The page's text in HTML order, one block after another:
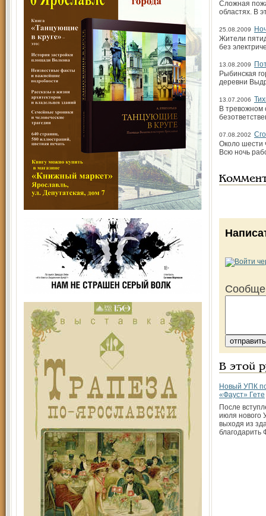
Сложная
областях. В
25.08.2009
Жители
без
13.08.2009
Рыбинская
деревни
13.07.2006
В тревожном
07.08.2002
Около шести
Всю ночь
В этой
Новый УПК
«Фауст» Гете
После
июля нового
выходя из
благодарить